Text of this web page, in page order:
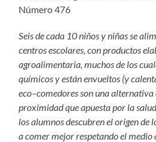
Número 476
Seis de cada 10 niños y niñas se
centros escolares, con productos
agroalimentaria, muchos de los
químicos y están envueltos (y
eco–comedores son una alternativa
proximidad que apuesta por la
los alumnos descubren el origen de
a comer mejor respetando el medio